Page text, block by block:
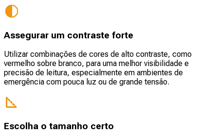
Assegurar um contraste forte
Utilizar combinações de cores de alto contraste, como
vermelho sobre branco, para uma melhor visibilidade e
precisão de leitura, especialmente em ambientes de
emergência com pouca luz ou de grande tensão.
Escolha o tamanho certo